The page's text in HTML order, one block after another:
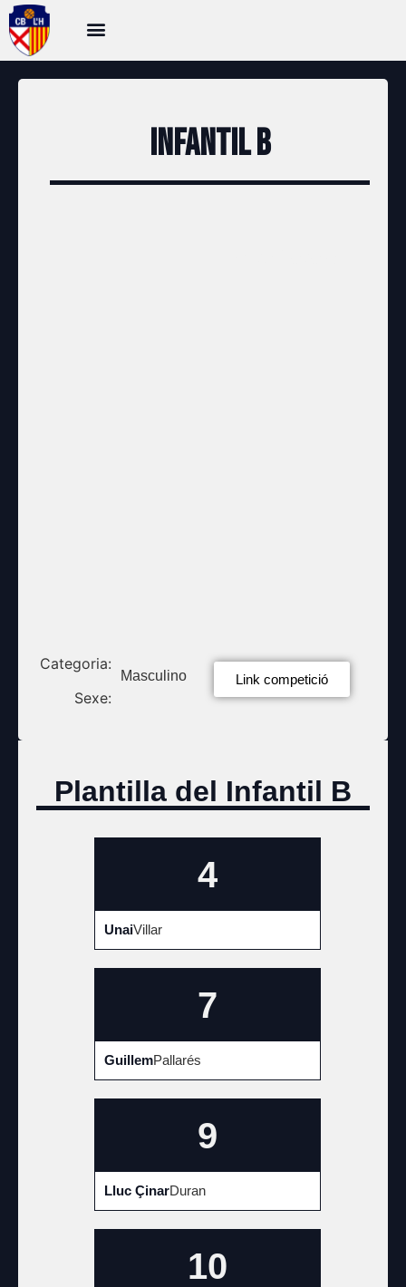
Infantil B
Categoria:
Sexe:
Masculino Link competició
Plantilla del Infantil B
4
UnaiVillar
7
GuillemPallarés
9
Lluc ÇinarDuran
10